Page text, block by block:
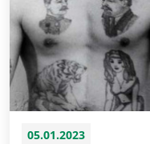
05.01.2023